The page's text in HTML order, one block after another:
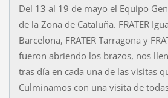
Del 13 al 19 de mayo el Equipo
de la Zona de Cataluña. FRATER
Barcelona, FRATER Tarragona y
fueron abriendo los brazos, nos
tras día en cada una de las visitas
Culminamos con una visita de